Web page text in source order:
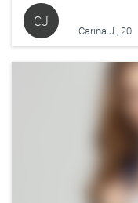
CJ
Carina J., 20